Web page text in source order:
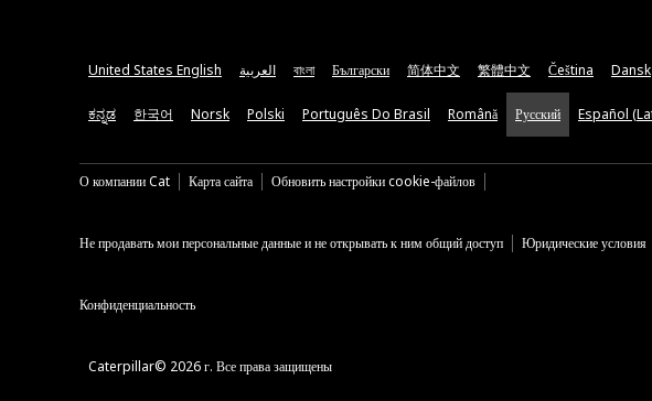
United States English العربية বাংলা Български 简体中文 繁體中文 Čeština Dansk
ಕನ್ನಡ 한국어 Norsk Polski Português Do Brasil Română Русский Español
О компании Cat Карта сайта Обновить настройки cookie-файлов
Не продавать мои персональные данные и не открывать к ним общий доступ Юридические условия
Конфиденциальность
Caterpillar© 2026 г. Все права защищены